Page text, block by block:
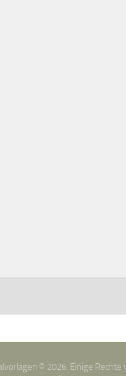
© 2026. Einige Rechte